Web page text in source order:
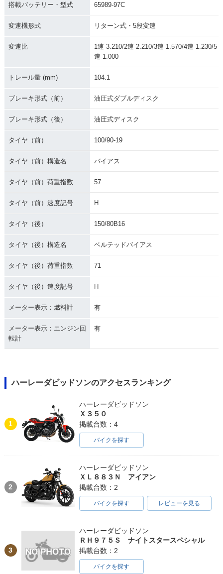
搭載バッテリー・型式 65989-97C
変速機形式 リターン式・5段変速
変速比
1速 3.210/2速 2.210/3速 1.570/4速 1.230/5
速 1.000
トレール量 (mm) 104.1
ブレーキ形式（前） 油圧式ダブルディスク
ブレーキ形式（後） 油圧式ディスク
タイヤ（前） 100/90-19
タイヤ（前）構造名 バイアス
タイヤ（前）荷重指数 57
タイヤ（前）速度記号 H
タイヤ（後） 150/80B16
タイヤ（後）構造名 ベルテッドバイアス
タイヤ（後）荷重指数 71
タイヤ（後）速度記号 H
メーター表示：燃料計 有
メーター表示：エンジン回
転計
有
ハーレーダビッドソンのアクセスランキング
1
ハーレーダビッドソン
Ｘ３５０
掲載台数：4
バイクを探す
2
ハーレーダビッドソン
ＸＬ８８３Ｎ アイアン
掲載台数：2
バイクを探す レビューを見る
3
ハーレーダビッドソン
ＲＨ９７５Ｓ ナイトスタースペシャル
掲載台数：2
バイクを探す